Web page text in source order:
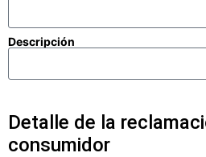
Descripción
Detalle de la
consumidor